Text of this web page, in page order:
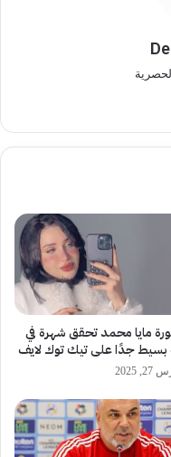
مايا محمد تحقق شهرة في
جدًا على تيك توك لايف
2025